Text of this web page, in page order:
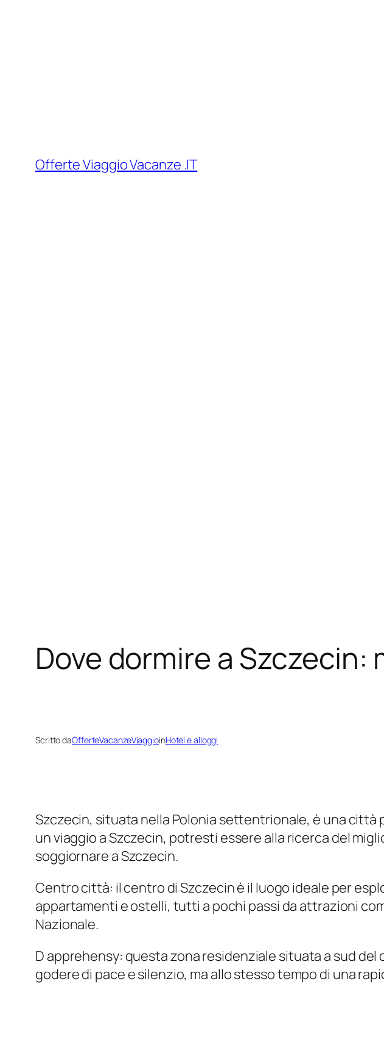
Offerte Viaggio Vacanze .IT
Dove dormire a Szczecin:
Scritto daOfferteVacanzeViaggioinHotel e alloggi
Szczecin, situata nella Polonia settentrionale, è una
un viaggio a Szczecin, potresti essere alla ricerca del
soggiornare a Szczecin.
Centro città: il centro di Szczecin è il luogo ideale per
appartamenti e ostelli, tutti a pochi passi da attrazioni
Nazionale.
D apprehensy: questa zona residenziale situata a sud
godere di pace e silenzio, ma allo stesso tempo di una